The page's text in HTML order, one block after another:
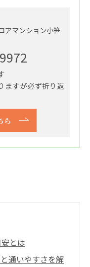
アマンション小笹
ますが必ず折り返
ら
とは
通いやすさを解